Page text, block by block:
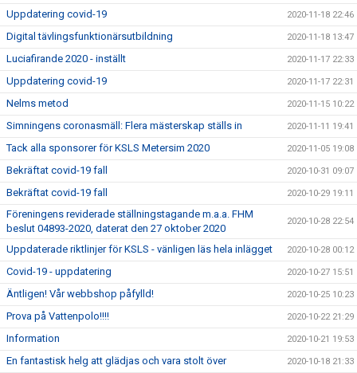
Uppdatering covid-19 2020-11-18 22:46
Digital tävlingsfunktionärsutbildning 2020-11-18 13:47
Luciafirande 2020 - inställt 2020-11-17 22:33
Uppdatering covid-19 2020-11-17 22:31
Nelms metod 2020-11-15 10:22
Simningens coronasmäll: Flera mästerskap ställs in 2020-11-11 19:41
Tack alla sponsorer för KSLS Metersim 2020 2020-11-05 19:08
Bekräftat covid-19 fall 2020-10-31 09:07
Bekräftat covid-19 fall 2020-10-29 19:11
Föreningens reviderade ställningstagande m.a.a. FHM
beslut 04893-2020, daterat den 27 oktober 2020
2020-10-28 22:54
Uppdaterade riktlinjer för KSLS - vänligen läs hela inlägget 2020-10-28 00:12
Covid-19 - uppdatering 2020-10-27 15:51
Äntligen! Vår webbshop påfylld! 2020-10-25 10:23
Prova på Vattenpolo!!!! 2020-10-22 21:29
Information 2020-10-21 19:53
En fantastisk helg att glädjas och vara stolt över 2020-10-18 21:33